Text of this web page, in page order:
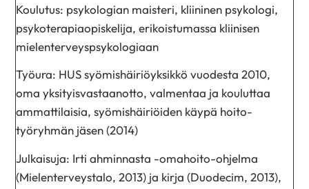
Koulutus: psykologian maisteri, kliininen psykologi,
psykoterapiaopiskelija, erikoistumassa kliinisen
mielenterveyspsykologiaan
Työura: HUS syömishäiriöyksikkö vuodesta 2010,
oma yksityisvastaanotto, valmentaa ja kouluttaa
ammattilaisia, syömishäiriöiden käypä hoito-
työryhmän jäsen (2014)
Julkaisuja: Irti ahminnasta -omahoito-ohjelma
(Mielenterveystalo, 2013) ja kirja (Duodecim, 2013),